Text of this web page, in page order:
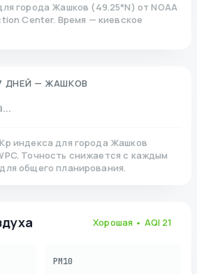
города Жашков (49.25°N) от NOAA
Center. Время — киевское
ДНЕЙ — ЖАШКОВ
индекса для города Жашков
Точность снижается с каждым
общего планирования.
Хорошая • AQI 21
PM10